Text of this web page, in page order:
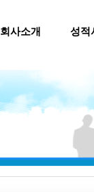
회사소개 성적